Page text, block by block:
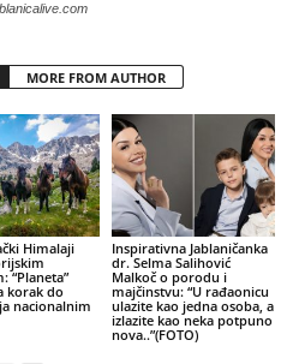
MORE FROM AUTHOR
Himalaji
“Planeta”
korak do
nacionalnim
Inspirativna Jablaničanka
dr. Selma Salihović
Malkoč o porodu i
majčinstvu: “U rađaonicu
ulazite kao jedna osoba, a
izlazite kao neka potpuno
nova..”(FOTO)